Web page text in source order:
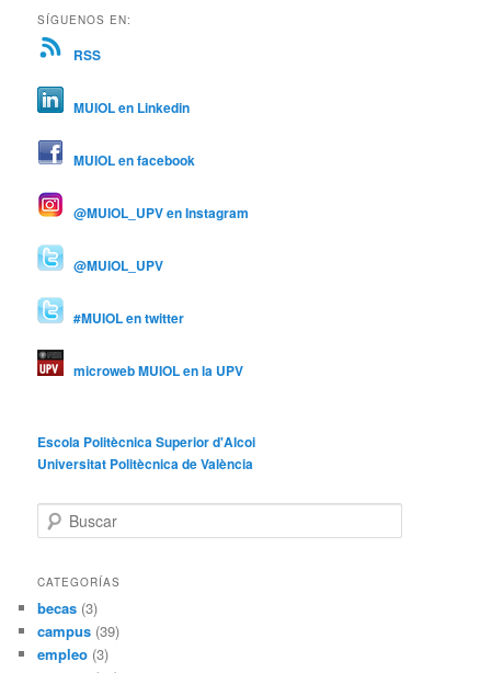
SÍGUENOS EN:
RSS
MUIOL en Linkedin
MUIOL en facebook
@MUIOL_UPV en Instagram
@MUIOL_UPV
#MUIOL en twitter
microweb MUIOL en la UPV
Escola Politècnica Superior d'Alcoi
Universitat Politècnica de València
u
c
r
CATEGORÍAS
becas (3)
campus (39)
empleo (3)